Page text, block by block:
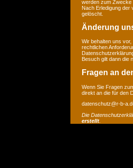
werden zum Zwecke
Nach Erledigung der
gelöscht.
Änderung
Wir behalten uns
rechtlichen
Besuch gilt dann die
Fragen an
Wenn Sie Fragen
direkt an die für den
datenschutz@r-b-
Die
erstellt